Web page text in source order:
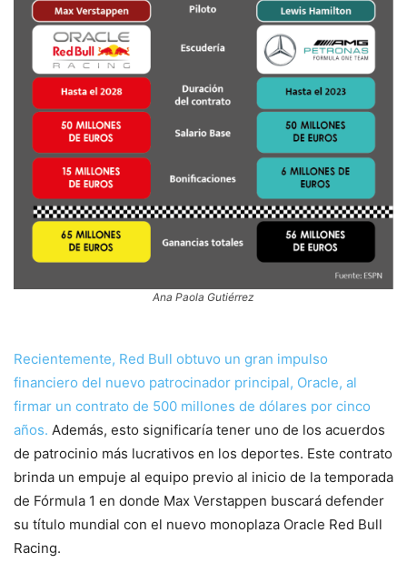
Ana Paola Gutiérrez
Recientemente, Red Bull obtuvo un gran impulso
financiero del nuevo patrocinador principal, Oracle, al
firmar un contrato de 500 millones de dólares por cinco
años. Además, esto significaría tener uno de los acuerdos
de patrocinio más lucrativos en los deportes. Este contrato
brinda un empuje al equipo previo al inicio de la temporada
de Fórmula 1 en donde Max Verstappen buscará defender
su título mundial con el nuevo monoplaza Oracle Red Bull
Racing.